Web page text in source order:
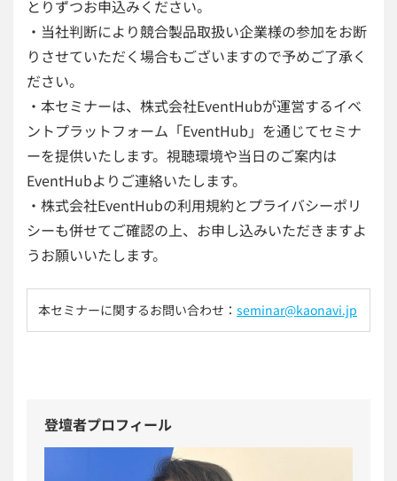
とりずつお申込みください。
・当社判断により競合製品取扱い企業様の参加をお断
りさせていただく場合もございますので予めご了承く
ださい。
・本セミナーは、株式会社EventHubが運営するイベ
ントプラットフォーム「EventHub」を通じてセミナ
ーを提供いたします。視聴環境や当日のご案内は
EventHubよりご連絡いたします。
・株式会社EventHubの利用規約とプライバシーポリ
シーも併せてご確認の上、お申し込みいただきますよ
うお願いいたします。
本セミナーに関するお問い合わせ： seminar@kaonavi.jp
登壇者プロフィール